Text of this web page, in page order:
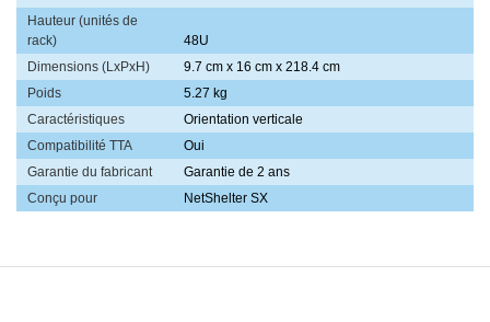
Hauteur (unités de
rack)
48U
Dimensions (LxPxH)
9.7 cm x 16 cm x 218.4 cm
Poids
5.27 kg
Caractéristiques
Orientation verticale
Compatibilité TTA
Oui
Garantie du fabricant
Garantie de 2 ans
Conçu pour
NetShelter SX